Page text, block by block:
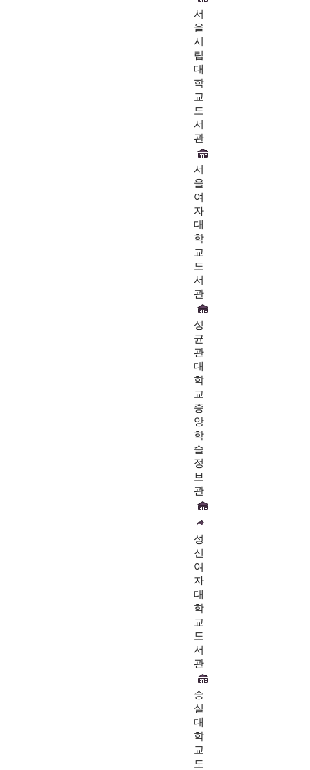
서
울
시
립
대
학
교
도
서
관
서
울
여
자
대
학
교
도
서
관
성
균
관
대
학
교
중
앙
학
술
정
보
관
성
신
여
자
대
학
교
도
서
관
숭
실
대
학
교
도